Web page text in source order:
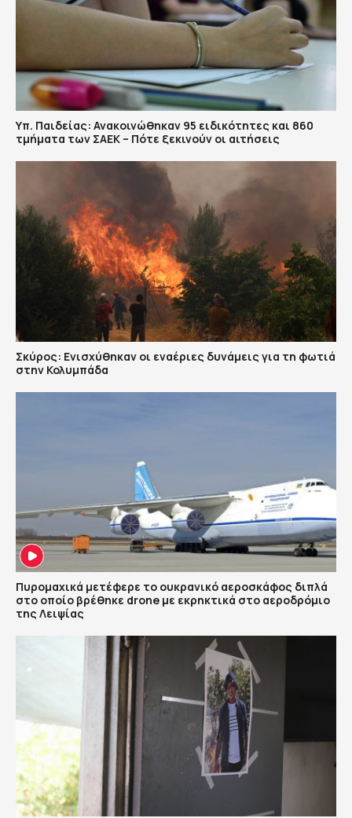
Υπ. Παιδείας: Ανακοινώθηκαν 95 ειδικότητες και 860
τμήματα των ΣΑΕΚ – Πότε ξεκινούν οι αιτήσεις
Σκύρος: Ενισχύθηκαν οι εναέριες δυνάμεις για τη φωτιά
στην Κολυμπάδα
Πυρομαχικά μετέφερε το ουκρανικό αεροσκάφος διπλά
στο οποίο βρέθηκε drone με εκρηκτικά στο αεροδρόμιο
της Λειψίας